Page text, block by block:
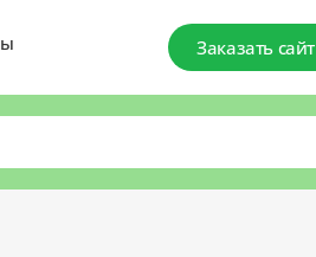
Заказать сайт